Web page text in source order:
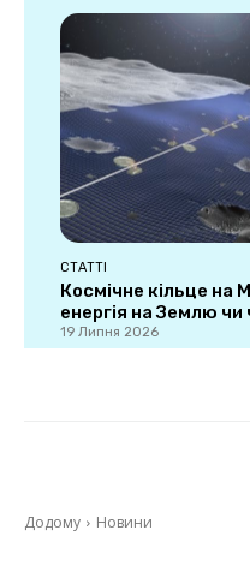
СТАТТІ
Космічне кільце на
енергія на Землю чи
19 Липня 2026